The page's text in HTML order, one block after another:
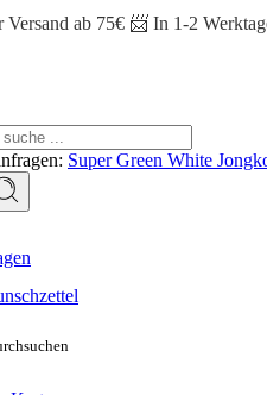
Versand ab 75€ 📨 In 1-2
Super Green White